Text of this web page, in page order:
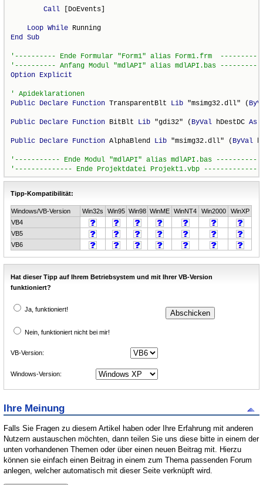
Call [DoEvents]
Loop While
End Sub
Option Explicit
Public Declare Function TransparentBlt Lib "msimg32.dll" (
Public Declare Function BitBlt Lib "gdi32" ( ByVal hDestDC As
Public Declare Function AlphaBlend Lib "msimg32.dll" ( ByVal
Tipp-Kompatibilität:
Windows/VB-Version Win32s Win95 Win98 WinME WinNT4 Win2000
WinXP
VB4
VB5
VB6
Hat dieser Tipp auf Ihrem Betriebsystem und mit Ihrer VB-Version
funktioniert?
Ja, funktioniert!
Nein, funktioniert nicht bei mir!
VB-Version:
Windows-Version:
Ihre Meinung
Falls Sie Fragen zu diesem Artikel haben oder Ihre Erfahrung mit anderen
Nutzern austauschen möchten, dann teilen Sie uns diese bitte in einem der
unten vorhandenen Themen oder über einen neuen Beitrag mit. Hierzu
können sie einfach einen Beitrag in einem zum Thema passenden Forum
anlegen, welcher automatisch mit dieser Seite verknüpft wird.